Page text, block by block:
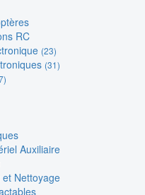
RC
(23)
(31)
Auxiliaire
Nettoyage